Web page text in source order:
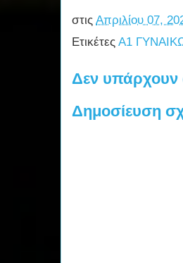
στις Απριλίου 07,
Ετικέτες Α1
Δεν υπάρχουν
Δημοσίευση